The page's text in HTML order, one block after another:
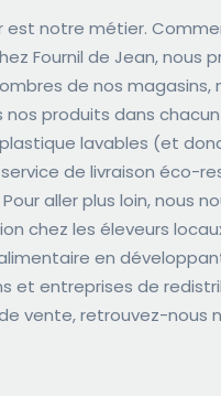
est notre métier.
Fournil de Jean, nous
de nos
nos produits dans
lavables (et
de livraison éco-
aller plus loin, nous
chez les éleveurs
en
et entreprises de
vente, retrouvez-nous